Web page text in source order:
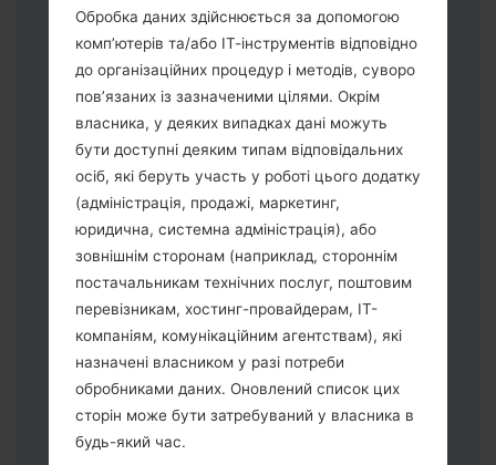
Інструкції
Завантажте на свій ПК:Odin 3.
Далі завантажте та розпакуйте файл
прошивки.
Обробка даних здійснюється за допомогою
комп’ютерів та/або ІТ-інструментів відповідно
до організаційних процедур і методів, суворо
пов’язаних із зазначеними цілями. Окрім
власника, у деяких випадках дані можуть
бути доступні деяким типам відповідальних
осіб, які беруть участь у роботі цього додатку
(адміністрація, продажі, маркетинг,
юридична, системна адміністрація), або
зовнішнім сторонам (наприклад, стороннім
постачальникам технічних послуг, поштовим
перевізникам, хостинг-провайдерам, ІТ-
компаніям, комунікаційним агентствам), які
назначені власником у разі потреби
обробниками даних. Оновлений список цих
сторін може бути затребуваний у власника в
будь-який час.